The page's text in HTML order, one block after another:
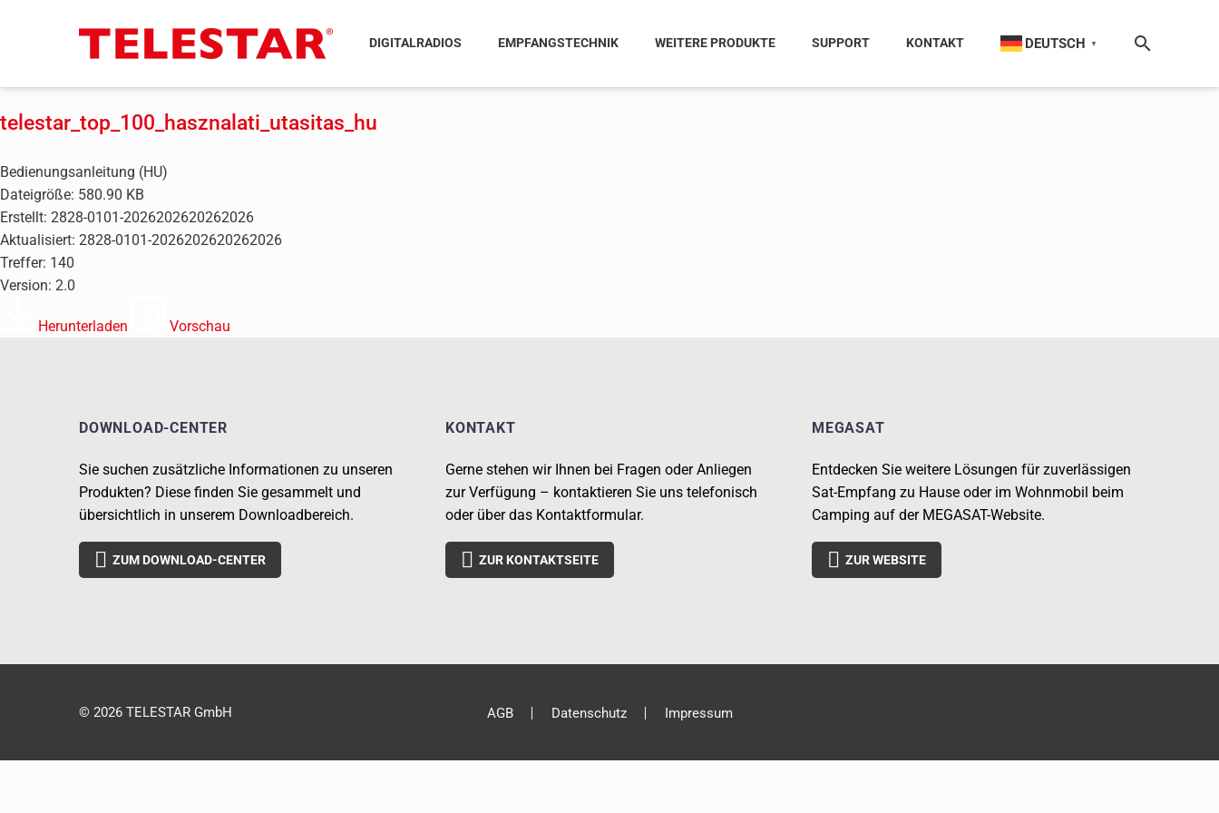
DIGITALRADIOS EMPFANGSTECHNIK WEITERE PRODUKTE SUPPORT KONTAKT DEUTSCH ▼
telestar_top_100_hasznalati_utasitas_hu
Bedienungsanleitung (HU)
Dateigröße: 580.90 KB
Erstellt: 2828-0101-2026202620262026
Aktualisiert: 2828-0101-2026202620262026
Treffer: 140
Version: 2.0
Herunterladen Vorschau
DOWNLOAD-CENTER
Sie suchen zusätzliche Informationen zu unseren
Produkten? Diese finden Sie gesammelt und
übersichtlich in unserem Downloadbereich.
 ZUM DOWNLOAD-CENTER
KONTAKT
Gerne stehen wir Ihnen bei Fragen oder Anliegen
zur Verfügung – kontaktieren Sie uns telefonisch
oder über das Kontaktformular.
 ZUR KONTAKTSEITE
MEGASAT
Entdecken Sie weitere Lösungen für zuverlässigen
Sat-Empfang zu Hause oder im Wohnmobil beim
Camping auf der MEGASAT-Website.
 ZUR WEBSITE
AGB Datenschutz Impressum
© 2026 TELESTAR GmbH